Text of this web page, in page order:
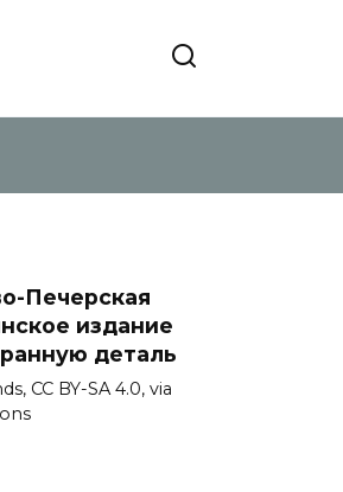
Печерская
издание
деталь
CC BY-SA 4.0, via